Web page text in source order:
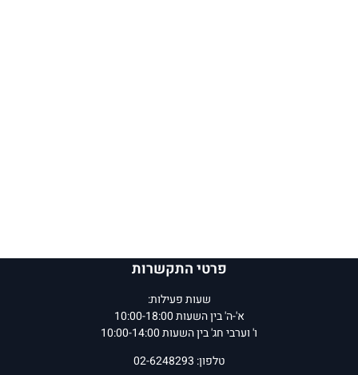
פרטי התקשרות
שעות פעילות:
א'-ה' בין השעות 10:00-18:00
ו' וערבי חג' בין השעות 10:00-14:00
טלפון: 02-6248293